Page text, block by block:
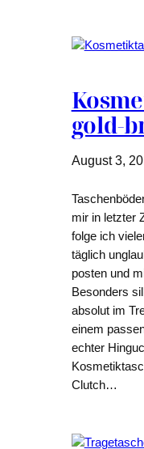
gold-
August 3,
mir in letzter
folge ich
täglich
posten und
Besonders
absolut im
einem
echter
Clutch…